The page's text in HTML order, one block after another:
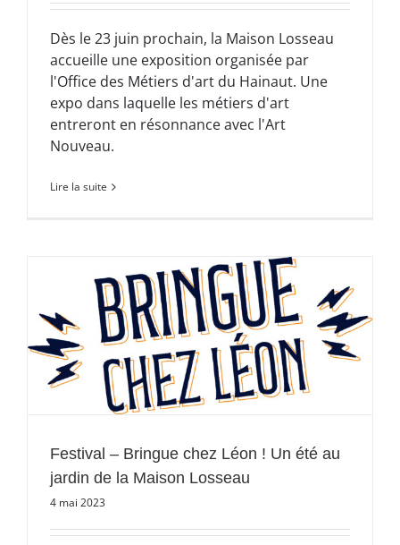
Dès le 23 juin prochain, la Maison Losseau
accueille une exposition organisée par
l'Office des Métiers d'art du Hainaut. Une
expo dans laquelle les métiers d'art
entreront en résonnance avec l'Art
Nouveau.
Lire la suite
Festival – Bringue chez Léon ! Un été au
jardin de la Maison Losseau
4 mai 2023